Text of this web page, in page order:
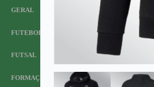
GERAL
FUTEBOL
FUTSAL
FORMAÇÃO